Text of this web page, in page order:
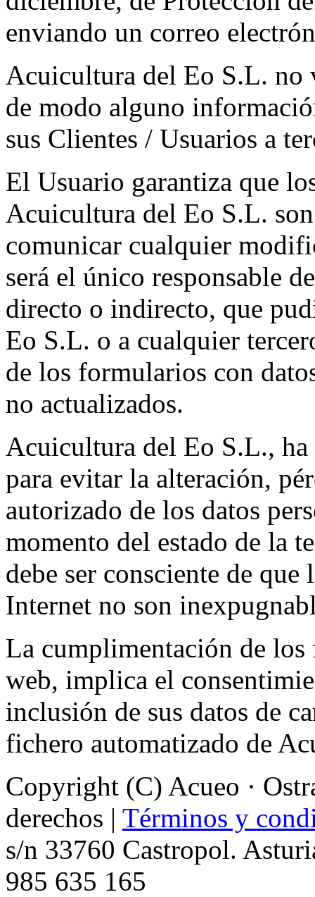
enviando un correo
Acuicultura del Eo S.L. no
de modo alguno
sus Clientes / Usuarios a
El Usuario garantiza que
Acuicultura del Eo S.L. son
comunicar cualquier
será el único responsable
directo o indirecto, que
Eo S.L. o a cualquier
de los formularios con
no actualizados.
Acuicultura del Eo S.L., ha
para evitar la alteración,
autorizado de los datos
momento del estado de la
debe ser consciente de que
Internet no son
La cumplimentación de
web, implica el
inclusión de sus datos de
fichero automatizado de
Copyright (C) Acueo ·
derechos | Términos y
s/n 33760 Castropol.
985 635 165